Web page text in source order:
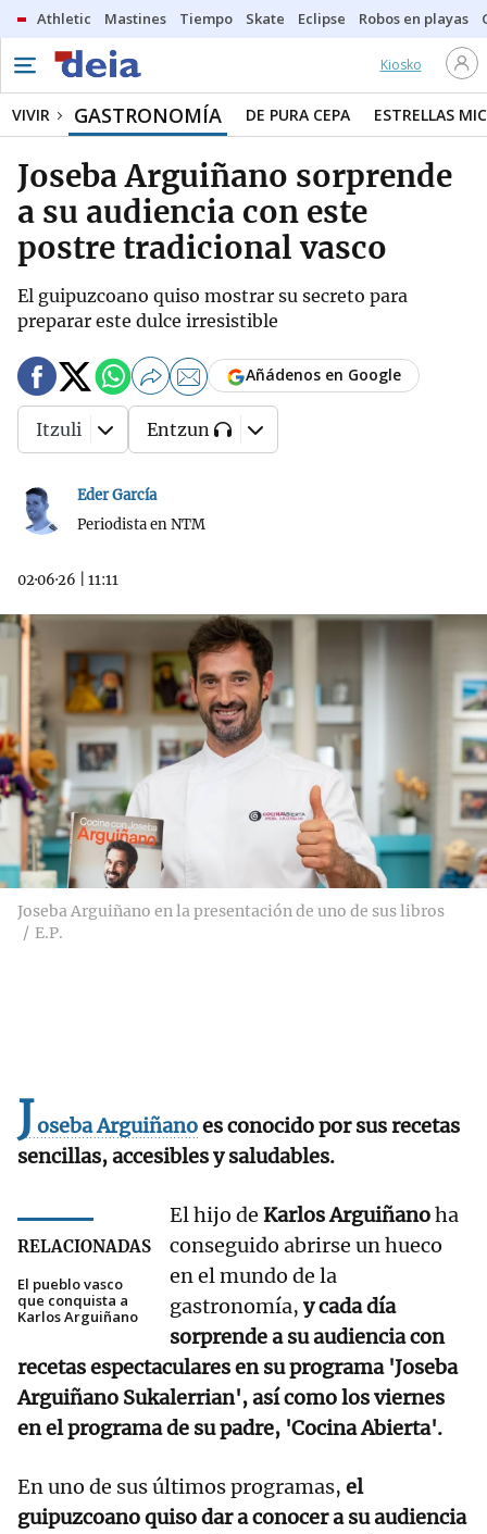
Athletic Mastines Tiempo Skate Eclipse Robos en playas
Kiosko
VIVIR GASTRONOMÍA DE PURA CEPA ESTRELLAS
Joseba Arguiñano sorprende
a su audiencia con este
postre tradicional vasco
El guipuzcoano quiso mostrar su secreto para
preparar este dulce irresistible
Eder García
Periodista en NTM
02·06·26 11:11
Añádenos en Google
Itzuli Entzun
Joseba Arguiñano en la presentación de uno de sus libros
E.P.
Joseba Arguiñanoes conocido por sus recetas
sencillas, accesibles y saludables.
RELACIONADAS
El pueblo vasco
que conquista a
Karlos Arguiñano
El hijo de Karlos Arguiñanoha
conseguido abrirse un hueco
en el mundo de la
gastronomía, y cada día
sorprende a su audiencia con
recetas espectaculares en su programa 'Joseba
Arguiñano Sukalerrian', así como los viernes
en el programa de su padre, 'Cocina Abierta'.
En uno de sus últimos programas, el
guipuzcoano quiso dar a conocer a su audiencia